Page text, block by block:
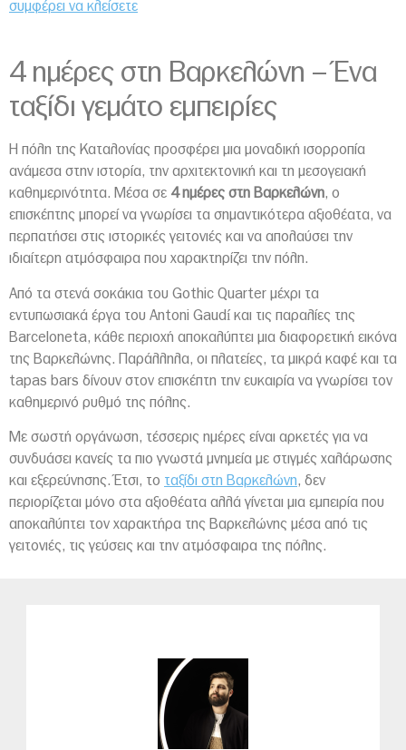
συμφέρει να κλείσετε
4 ημέρες στη Βαρκελώνη – Ένα
ταξίδι γεμάτο εμπειρίες
Η πόλη της Καταλονίας προσφέρει μια μοναδική ισορροπία
ανάμεσα στην ιστορία, την αρχιτεκτονική και τη μεσογειακή
καθημερινότητα. Μέσα σε 4 ημέρες στη Βαρκελώνη, ο
επισκέπτης μπορεί να γνωρίσει τα σημαντικότερα αξιοθέατα, να
περπατήσει στις ιστορικές γειτονιές και να απολαύσει την
ιδιαίτερη ατμόσφαιρα που χαρακτηρίζει την πόλη.
Από τα στενά σοκάκια του Gothic Quarter μέχρι τα
εντυπωσιακά έργα του Antoni Gaudí και τις παραλίες της
Barceloneta, κάθε περιοχή αποκαλύπτει μια διαφορετική εικόνα
της Βαρκελώνης. Παράλληλα, οι πλατείες, τα μικρά καφέ και τα
tapas bars δίνουν στον επισκέπτη την ευκαιρία να γνωρίσει τον
καθημερινό ρυθμό της πόλης.
Με σωστή οργάνωση, τέσσερις ημέρες είναι αρκετές για να
συνδυάσει κανείς τα πιο γνωστά μνημεία με στιγμές χαλάρωσης
και εξερεύνησης. Έτσι, το ταξίδι στη Βαρκελώνη, δεν
περιορίζεται μόνο στα αξιοθέατα αλλά γίνεται μια εμπειρία που
αποκαλύπτει τον χαρακτήρα της Βαρκελώνης μέσα από τις
γειτονιές, τις γεύσεις και την ατμόσφαιρα της πόλης.